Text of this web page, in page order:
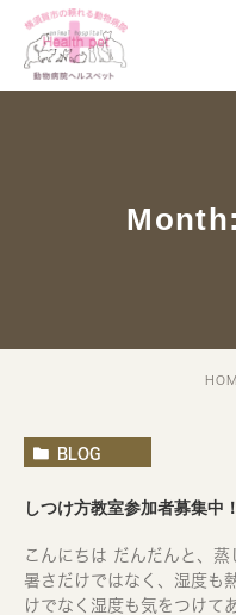
BLOG
しつけ方教室参加者募集中
こんにちは だんだんと、蒸
暑さだけではなく、湿度も
けでなく湿度も気をつけ